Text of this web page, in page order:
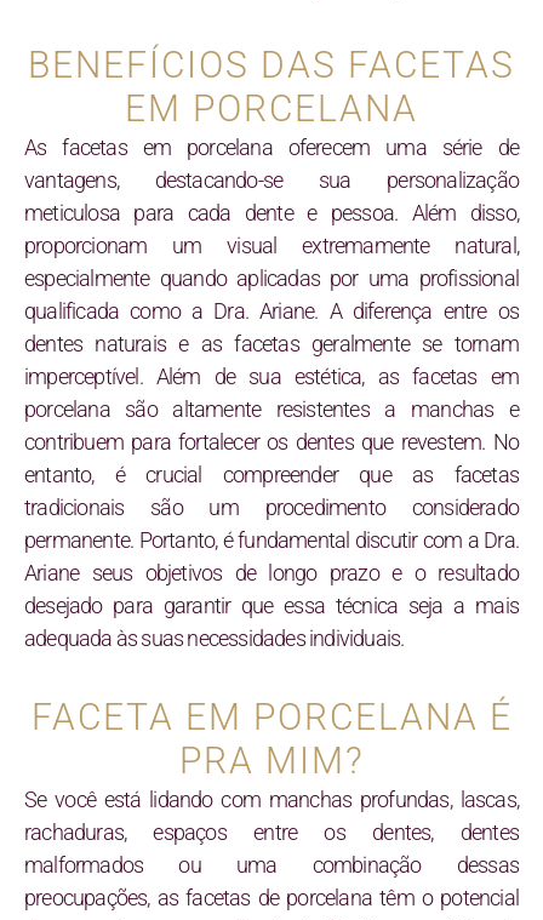
BENEFÍCIOS DAS FACETAS
EM PORCELANA
As facetas em porcelana oferecem uma série de
vantagens, destacando-se sua personalização
meticulosa para cada dente e pessoa. Além disso,
proporcionam um visual extremamente natural,
especialmente quando aplicadas por uma profissional
qualificada como a Dra. Ariane. A diferença entre os
dentes naturais e as facetas geralmente se tornam
imperceptível. Além de sua estética, as facetas em
porcelana são altamente resistentes a manchas e
contribuem para fortalecer os dentes que revestem. No
entanto, é crucial compreender que as facetas
tradicionais são um procedimento considerado
permanente. Portanto, é fundamental discutir com a Dra.
Ariane seus objetivos de longo prazo e o resultado
desejado para garantir que essa técnica seja a mais
adequada às suas necessidades individuais.
FACETA EM PORCELANA É
PRA MIM?
Se você está lidando com manchas profundas, lascas,
rachaduras, espaços entre os dentes, dentes
malformados ou uma combinação dessas
preocupações, as facetas de porcelana têm o potencial